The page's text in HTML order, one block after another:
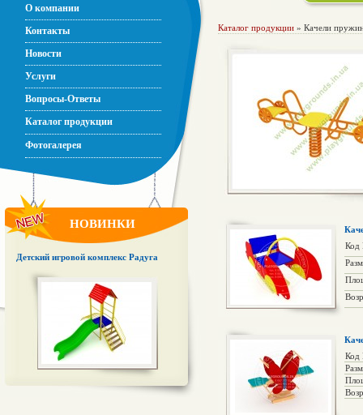
О компании
Контакты
Новости
Услуги
Вопросы-Ответы
Каталог продукции
Фотогалерея
НОВИНКИ
Детский игровой комплекс Радуга
Каталог продукции » Качели
Код
Код